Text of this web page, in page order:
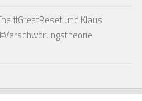
#GreatReset und Klaus